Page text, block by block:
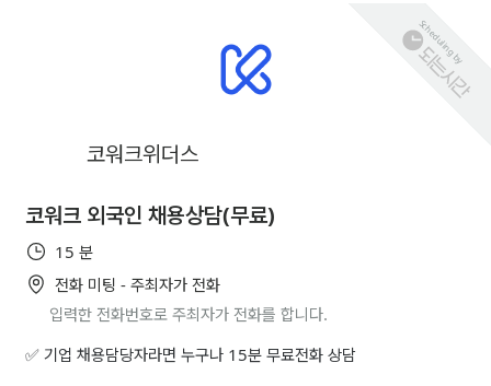
코워크위더스
코워크 외국인 채용상담(무료)
15 분
전화 미팅 - 주최자가 전화
입력한 전화번호로 주최자가 전화를 합니다.
✅ 기업 채용담당자라면 누구나 15분 무료전화 상담
Scheduling by